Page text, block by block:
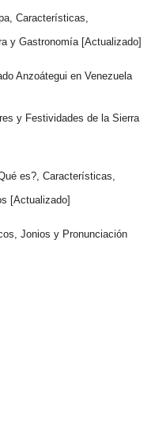
Características,
y Gastronomía [Actualizado]
Anzoátegui en Venezuela
y Festividades de la Sierra
es?, Características,
[Actualizado]
Jonios y Pronunciación